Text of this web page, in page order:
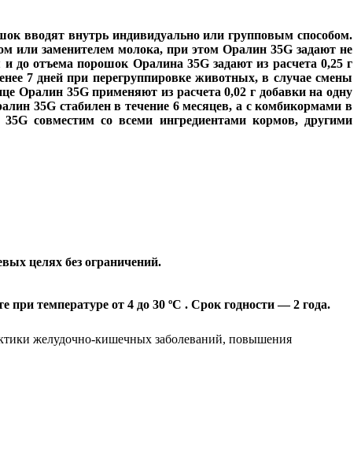
вводят внутрь индивидуально или групповым способом.
или заменителем молока, при этом Оралин 35G задают не
до отъема порошок Оралина 35G задают из расчета 0,25 г
7 дней при перегруппировке животных, в случае смены
Оралин 35G применяют из расчета 0,02 г добавки на одну
35G стабилен в течение 6 месяцев, а с комбикормами в
совместим со всеми ингредиентами кормов, другими
целях без ограничений.
температуре от 4 до 30 ºС . Срок годности — 2 года.
желудочно-кишечных заболеваний, повышения